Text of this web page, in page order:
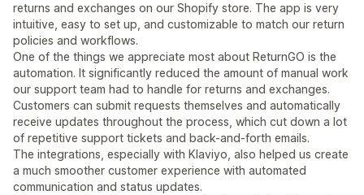
returns and exchanges on our Shopify store. The app is very
intuitive, easy to set up, and customizable to match our return
policies and workflows.
One of the things we appreciate most about ReturnGO is the
automation. It significantly reduced the amount of manual work
our support team had to handle for returns and exchanges.
Customers can submit requests themselves and automatically
receive updates throughout the process, which cut down a lot
of repetitive support tickets and back-and-forth emails.
The integrations, especially with Klaviyo, also helped us create
a much smoother customer experience with automated
communication and status updates.